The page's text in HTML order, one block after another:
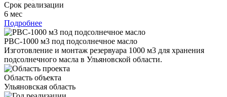
Срок реализации
6 мес
Подробнее
РВС-1000 м3 под подсолнечное масло
Изготовление и монтаж резервуара 1000 м3 для хранения
подсолнечного масла в Ульяновской области.
Область объекта
Ульяновская область